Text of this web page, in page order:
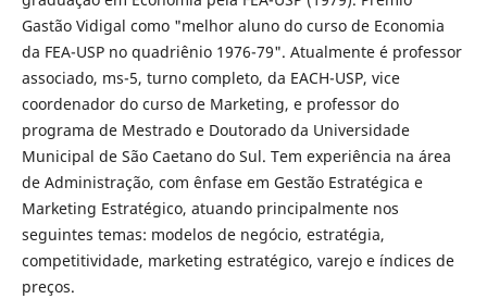
Gastão Vidigal como "melhor aluno do curso de Economia
da FEA-USP no quadriênio 1976-79". Atualmente é professor
associado, ms-5, turno completo, da EACH-USP, vice
coordenador do curso de Marketing, e professor do
programa de Mestrado e Doutorado da Universidade
Municipal de São Caetano do Sul. Tem experiência na área
de Administração, com ênfase em Gestão Estratégica e
Marketing Estratégico, atuando principalmente nos
seguintes temas: modelos de negócio, estratégia,
competitividade, marketing estratégico, varejo e índices de
preços.